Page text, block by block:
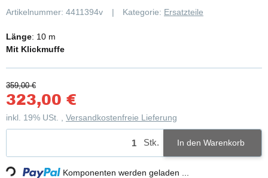
Artikelnummer: 4411394v Kategorie: Ersatzteile
Länge: 10 m
Mit Klickmuffe
359,00 €
323,00 €
inkl. 19% USt. , Versandkostenfreie Lieferung
Stk. In den Warenkorb
Loading... Komponenten werden geladen ...